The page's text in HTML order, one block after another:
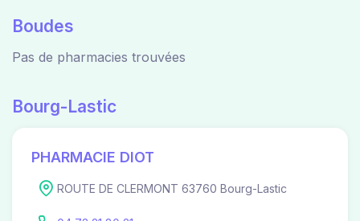
Boudes
Pas de pharmacies trouvées
Bourg-Lastic
PHARMACIE DIOT
ROUTE DE CLERMONT 63760 Bourg-Lastic